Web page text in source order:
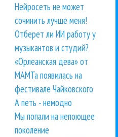
Нейросеть не может
сочинить лучше меня!
Отберет ли ИИ работу у
музыкантов и студий?
«Орлеанская дева» от
МАМТа появилась на
фестивале Чайковского
А петь - немодно
Мы попали на непоющее
поколение